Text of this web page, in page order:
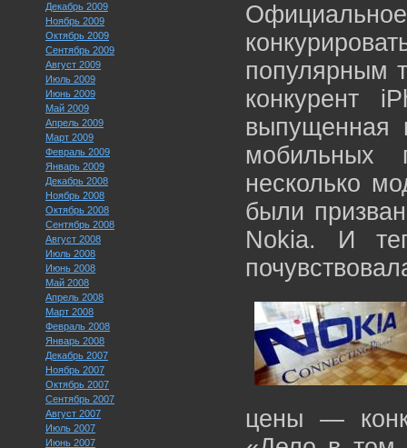
Декабрь 2009
Ноябрь 2009
Октябрь 2009
Сентябрь 2009
Август 2009
Июль 2009
Июнь 2009
Май 2009
Апрель 2009
Март 2009
Февраль 2009
Январь 2009
Декабрь 2008
Ноябрь 2008
Октябрь 2008
Сентябрь 2008
Август 2008
Июль 2008
Июнь 2008
Май 2008
Апрель 2008
Март 2008
Февраль 2008
Январь 2008
Декабрь 2007
Ноябрь 2007
Октябрь 2007
Сентябрь 2007
Август 2007
Июль 2007
Июнь 2007
популярным
конкурент
выпущенная
мобильных
несколько
были
Nokia. И
цены —